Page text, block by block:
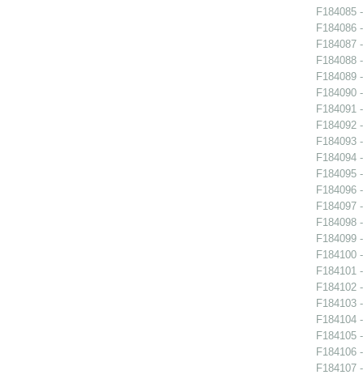
F184085
F184086
F184087
F184088
F184089
F184090
F184091
F184092
F184093
F184094
F184095
F184096
F184097
F184098
F184099
F184100
F184101
F184102
F184103
F184104
F184105
F184106
F184107